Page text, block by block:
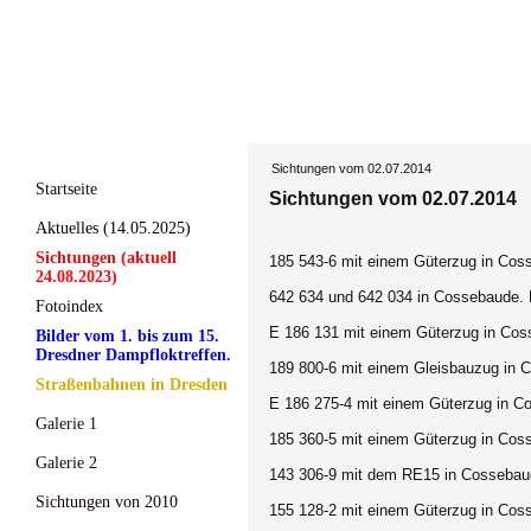
Startseite
Aktuelles (14.05.2025)
Sichtungen (aktuell
24.08.2023)
Fotoindex
Bilder vom 1. bis zum 15.
Dresdner Dampfloktreffen.
Straßenbahnen in Dresden
Galerie 1
Galerie 2
Sichtungen von 2010
Sichtungen vom 02.07.2014
Sichtungen vom 02.07.2014
185 543-6 mit einem Güterzug in
642 634 und 642 034 in
E 186 131 mit einem Güterzug in
189 800-6 mit einem Gleisbauzug in
E 186 275-4 mit einem Güterzug in
185 360-5 mit einem Güterzug in
143 306-9 mit dem RE15 in
155 128-2 mit einem Güterzug in